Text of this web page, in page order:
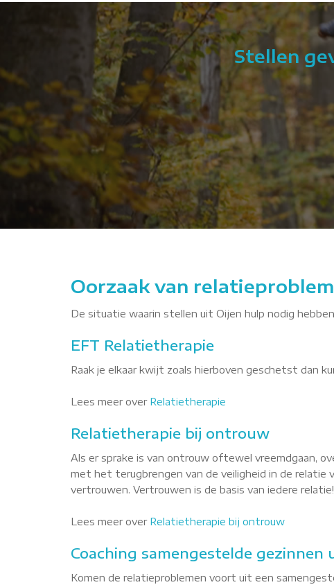
Stellen
interpersoonlijke relaties"
Oorzaak van
De situatie waarin stellen uit Oijen hulp nodig
EFT Relatietherapie
Raak je elkaar kwijt zoals hierboven geschetst dan
Lees meer over Relatietherapie
Relatietherapie bij ontrouw
Als er sprake is van ontrouw oftewel vreemdgaan,
met het terugbrengen van de veiligheid in de relatie
vertrouwen. Vertrouwen is de basis van iedere relatie!
Lees meer over Relatietherapie bij ontrouw
Coaching samengestelde gezinnen
Komen de relatieproblemen voort uit een